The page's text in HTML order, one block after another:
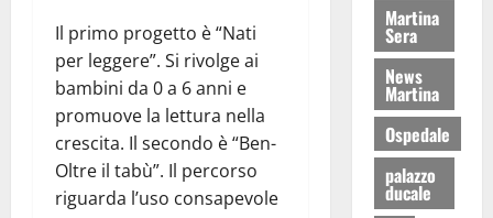
Il primo progetto è “Nati
per leggere”. Si rivolge ai
bambini da 0 a 6 anni e
promuove la lettura nella
crescita. Il secondo è “Ben-
Oltre il tabù”. Il percorso
riguarda l’uso consapevole
Martina
Sera
News
Martina
Ospedale
palazzo
ducale